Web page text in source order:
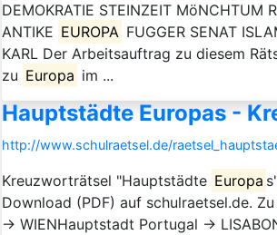
DEMOKRATIE STEINZEIT MöNCHTUM
ANTIKE EUROPA FUGGER SENAT
KARL Der Arbeitsauftrag zu diesem
zu Europa im ...
Hauptstädte Europas -
http://www.schulraetsel.de/
Kreuzworträtsel "Hauptstädte Europa
Download (PDF) auf schulraetsel.de.
→ WIENHauptstadt Portugal →